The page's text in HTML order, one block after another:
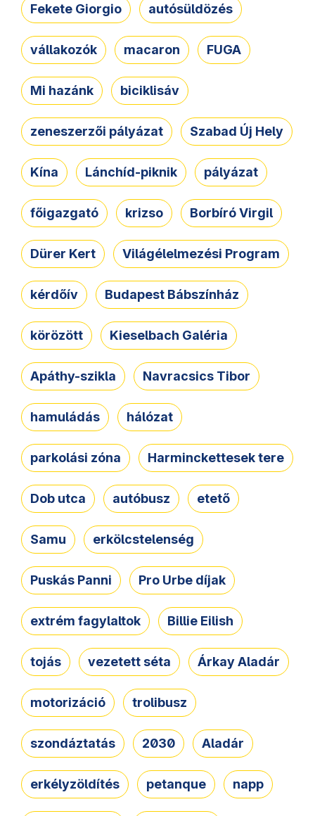
Fekete Giorgio autósüldözés
vállakozók macaron FUGA
Mi hazánk biciklisáv
zeneszerzői pályázat Szabad Új Hely
Kína Lánchíd-piknik pályázat
főigazgató krizso Borbíró Virgil
Dürer Kert Világélelmezési Program
kérdőív Budapest Bábszínház
körözött Kieselbach Galéria
Apáthy-szikla Navracsics Tibor
hamuládás hálózat
parkolási zóna Harminckettesek tere
Dob utca autóbusz etető
Samu erkölcstelenség
Puskás Panni Pro Urbe díjak
extrém fagylaltok Billie Eilish
tojás vezetett séta Árkay Aladár
motorizáció trolibusz
szondáztatás 2030 Aladár
erkélyzöldítés petanque napp